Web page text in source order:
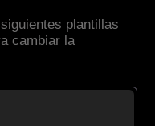
plantillas
cambiar la